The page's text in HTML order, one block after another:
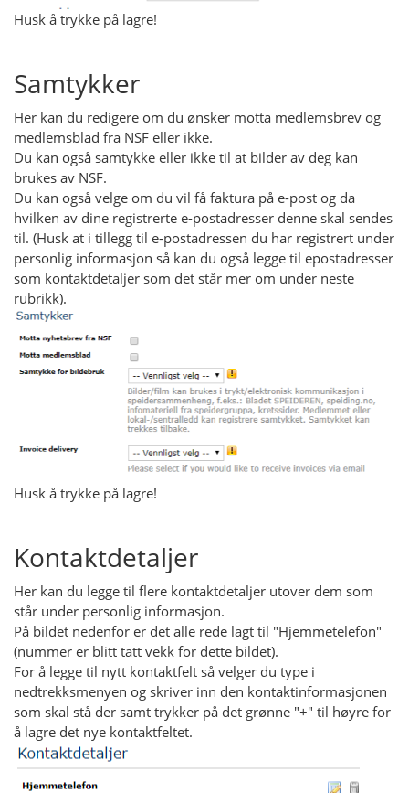
Husk å trykke på lagre!
Samtykker
Her kan du redigere om du ønsker motta medlemsbrev og
medlemsblad fra NSF eller ikke.
Du kan også samtykke eller ikke til at bilder av deg kan
brukes av NSF.
Du kan også velge om du vil få faktura på e-post og da
hvilken av dine registrerte e-postadresser denne skal sendes
til. (Husk at i tillegg til e-postadressen du har registrert under
personlig informasjon så kan du også legge til epostadresser
som kontaktdetaljer som det står mer om under neste
rubrikk).
Husk å trykke på lagre!
Kontaktdetaljer
Her kan du legge til flere kontaktdetaljer utover dem som
står under personlig informasjon.
På bildet nedenfor er det alle rede lagt til "Hjemmetelefon"
(nummer er blitt tatt vekk for dette bildet).
For å legge til nytt kontaktfelt så velger du type i
nedtrekksmenyen og skriver inn den kontaktinformasjonen
som skal stå der samt trykker på det grønne "+" til høyre for
å lagre det nye kontaktfeltet.